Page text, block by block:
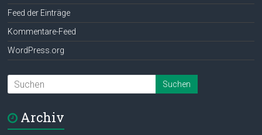
Feed der Einträge
Kommentare-Feed
WordPress.org
Archiv